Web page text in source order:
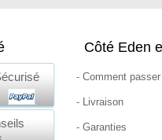
Côté Eden
- Comment
- Livraison
- Garanties